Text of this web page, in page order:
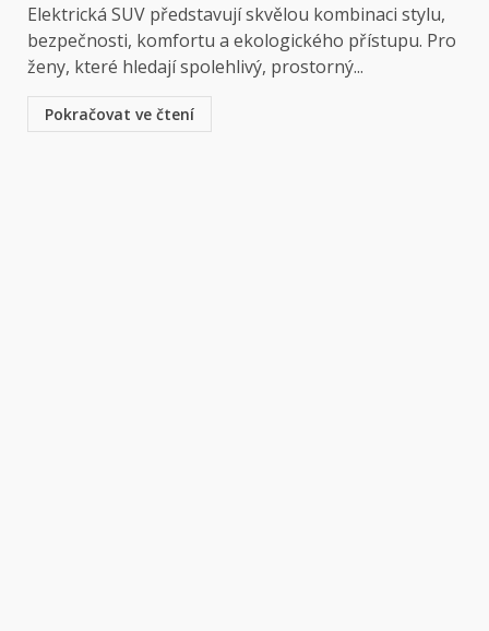
Elektrická SUV představují skvělou kombinaci stylu,
bezpečnosti, komfortu a ekologického přístupu. Pro
ženy, které hledají spolehlivý, prostorný...
Pokračovat ve čtení